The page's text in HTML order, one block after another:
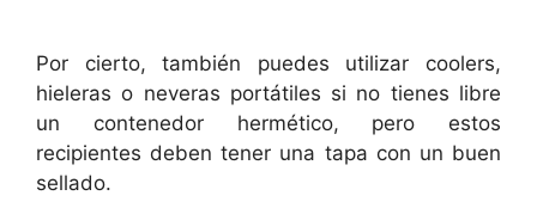
Por cierto, también puedes utilizar coolers,
hieleras o neveras portátiles si no tienes libre
un contenedor hermético, pero estos
recipientes deben tener una tapa con un buen
sellado.